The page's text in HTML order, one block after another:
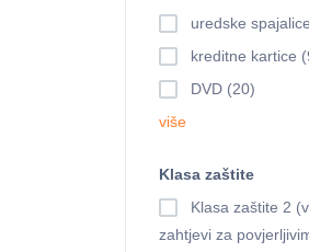
uredske
kreditne kartice
DVD (20)
više
Klasa zaštite
Klasa zaštite 2
zahtjevi za